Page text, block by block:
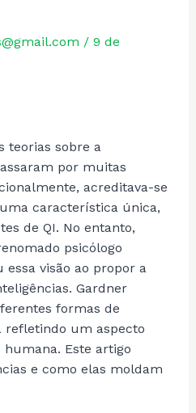
/ 9 de
teorias sobre a
por muitas
acreditava-se
característica única,
de QI. No entanto,
psicólogo
visão ao propor a
Gardner
formas de
refletindo um aspecto
Este artigo
e como elas moldam